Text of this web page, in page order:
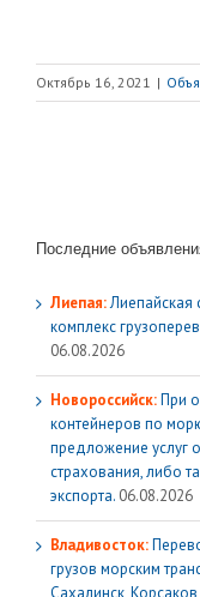
Октябрь 16, 2021 |
Последние
Лиепая:Лиепайская
комплекс
06.08.2026
Новороссийск:При
контейнеров по
предложение услуг
страхования, либо
экспорта. 06.08.2026
Владивосток:
грузов морским